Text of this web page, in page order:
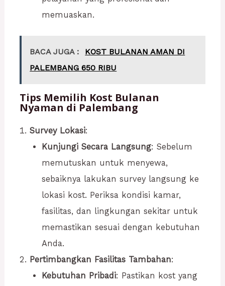
memuaskan.
BACA JUGA :
KOST BULANAN AMAN DI
PALEMBANG 650 RIBU
Tips Memilih Kost Bulanan
Nyaman di Palembang
Survey Lokasi:
Kunjungi Secara Langsung: Sebelum
memutuskan untuk menyewa,
sebaiknya lakukan survey langsung ke
lokasi kost. Periksa kondisi kamar,
fasilitas, dan lingkungan sekitar untuk
memastikan sesuai dengan kebutuhan
Anda.
Pertimbangkan Fasilitas Tambahan:
Kebutuhan Pribadi: Pastikan kost yang